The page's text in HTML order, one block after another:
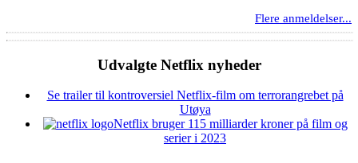
Flere anmeldelser...
Udvalgte Netflix nyheder
Se trailer til kontroversiel Netflix-film om terrorangrebet på
Utøya
Netflix bruger 115 milliarder kroner på film og
serier i 2023